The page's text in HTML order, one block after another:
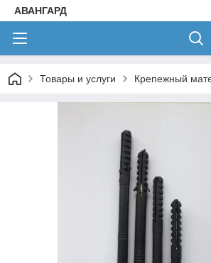
АВАНГАРД
Товары и услуги Крепежный